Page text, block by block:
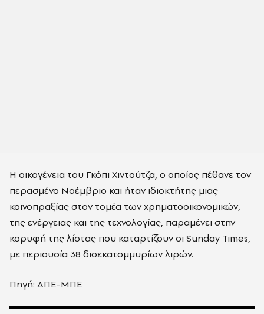
Η οικογένεια του Γκόπι Χιντούτζα, ο οποίος πέθανε τον
περασμένο Νοέμβριο και ήταν ιδιοκτήτης μιας
κοινοπραξίας στον τομέα των χρηματοοικονομικών,
της ενέργειας και της τεχνολογίας, παραμένει στην
κορυφή της λίστας που καταρτίζουν οι Sunday Times,
με περιουσία 38 δισεκατομμυρίων λιρών.
Πηγή: ΑΠΕ-ΜΠΕ